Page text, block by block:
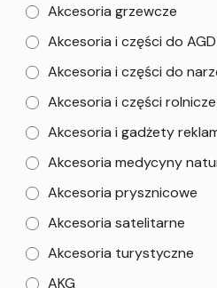
Akcesoria grzewcze
Akcesoria i części do AGD
Akcesoria i części do
Akcesoria i części rolnicze
Akcesoria i gadżety
Akcesoria medycyny
Akcesoria prysznicowe
Akcesoria satelitarne
Akcesoria turystyczne
AKG